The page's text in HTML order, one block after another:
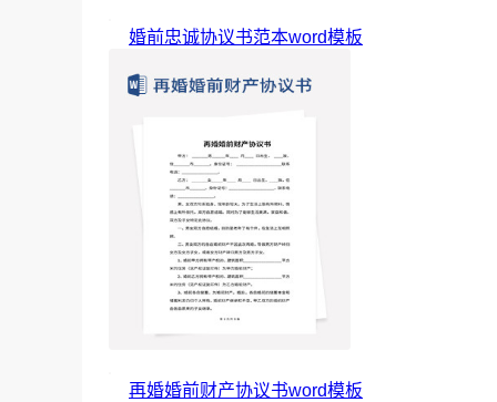
婚前忠诚协议书范本word模板
再婚婚前财产协议书word模板